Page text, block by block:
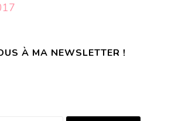
À MA NEWSLETTER !